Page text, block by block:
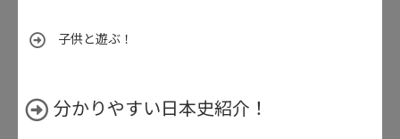
子供と遊ぶ！
分かりやすい日本史紹介！